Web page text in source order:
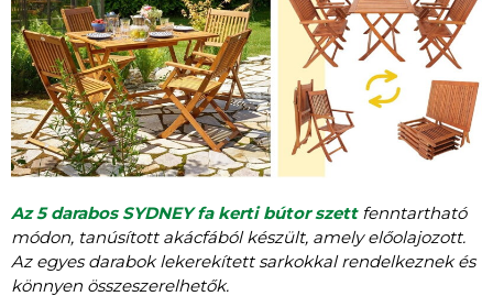
Az 5 darabos SYDNEY fa kerti bútor szett fenntartható
módon, tanúsított akácfából készült, amely előolajozott.
Az egyes darabok lekerekített sarkokkal rendelkeznek és
könnyen összeszerelhetők.